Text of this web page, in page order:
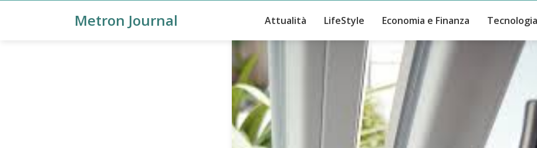
Metron Journal Attualità LifeStyle Economia e Finanza Tecnologia